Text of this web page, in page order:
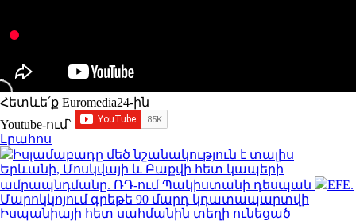
Հետևե՛ք Euromedia24-ին
Youtube-ում`
Լրահոս
Իսլամաբադը մեծ նշանակություն է տալիս
Երևանի, Մոսկվայի և Բաքվի հետ կապերի
ամրապնդմանը. ՌԴ-ում Պակիստանի դեսպան
EFE.
Մարոկկոյում գրեթե 90 մարդ կդատապարտվի
Իսպանիայի հետ սահմանին տեղի ունեցած